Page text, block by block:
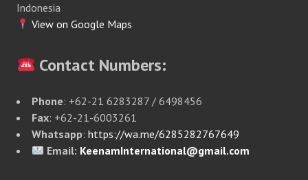
Indonesia
View on Google Maps
Contact Numbers:
Phone: +62-21 6283287 / 6498456
Fax: +62-21-6003261
Whatsapp: https://wa.me/6285282767649
Email: KeenamInternational@gmail.com